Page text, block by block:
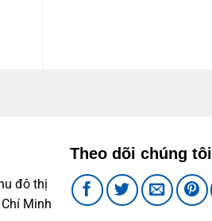
đô thị
Minh
Theo dõi chúng tôi